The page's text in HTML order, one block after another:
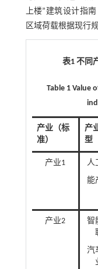
上楼”建筑设计指南
区域荷载根据现行
表1 不同
Table 1Value
产业（标
准）
产
型
产业1
人
能
产业2
智
汽